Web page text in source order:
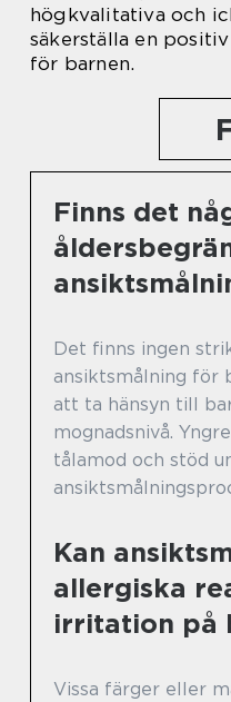
högkvalitativa och
säkerställa en
för barnen.
Finns det
Det finns ingen
ansiktsmålning för
att ta hänsyn till
mognadsnivå.
tålamod och stöd
Kan
allergiska
irritation på
Vissa färger eller